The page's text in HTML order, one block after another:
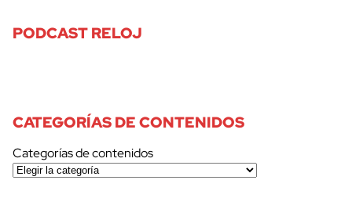
PODCAST RELOJ
CATEGORÍAS DE CONTENIDOS
Categorías de contenidos